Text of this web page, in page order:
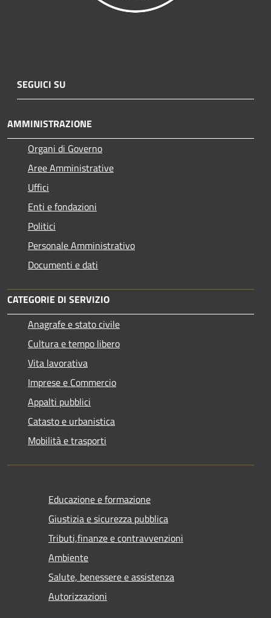
SEGUICI SU
AMMINISTRAZIONE
Organi di Governo
Aree Amministrative
Uffici
Enti e fondazioni
Politici
Personale Amministrativo
Documenti e dati
CATEGORIE DI SERVIZIO
Anagrafe e stato civile
Cultura e tempo libero
Vita lavorativa
Imprese e Commercio
Appalti pubblici
Catasto e urbanistica
Mobilità e trasporti
Educazione e formazione
Giustizia e sicurezza pubblica
Tributi,finanze e contravvenzioni
Ambiente
Salute, benessere e assistenza
Autorizzazioni